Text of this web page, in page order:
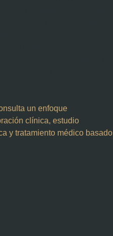
un enfoque
clínica, estudio
y tratamiento médico basado